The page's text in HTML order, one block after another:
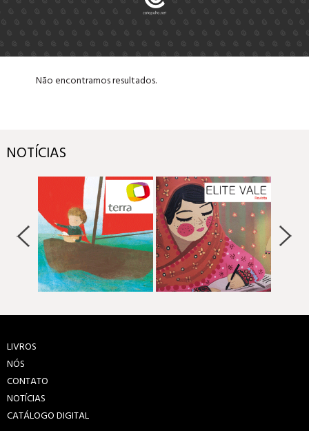
Não encontramos resultados.
NOTÍCIAS
LIVROS
NÓS
CONTATO
NOTÍCIAS
CATÁLOGO DIGITAL